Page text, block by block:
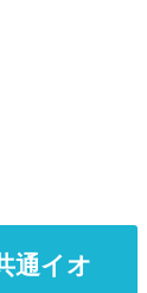
通イオ